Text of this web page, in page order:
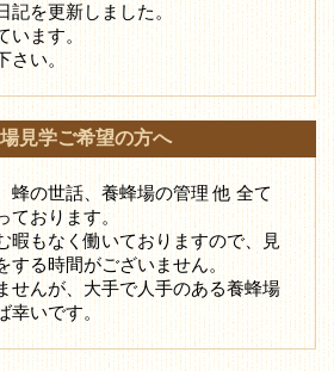
記を更新しました。
います。
さい。
見学ご希望の方へ
蜂の世話、養蜂場の管理 他 全て
ております。
暇もなく働いておりますので、見
する時間がございません。
せんが、大手で人手のある養蜂場
幸いです。